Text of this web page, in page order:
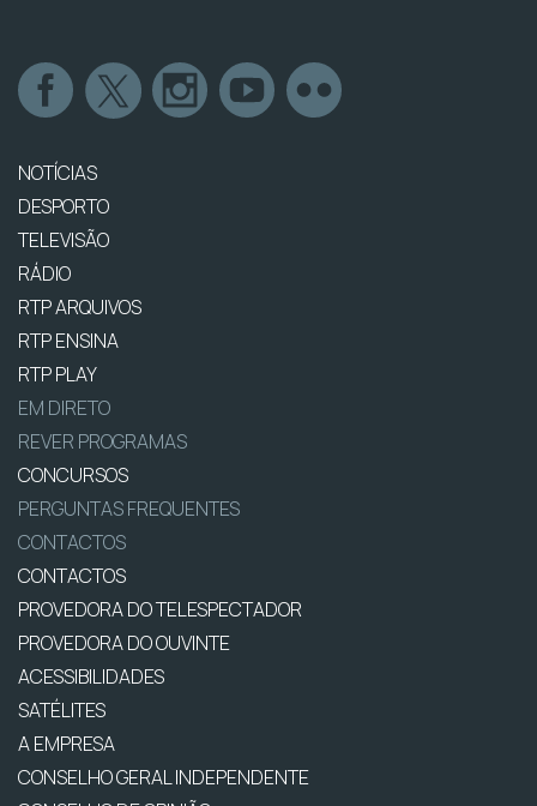
NOTÍCIAS
DESPORTO
TELEVISÃO
RÁDIO
RTP ARQUIVOS
RTP ENSINA
RTP PLAY
EM DIRETO
REVER PROGRAMAS
CONCURSOS
PERGUNTAS FREQUENTES
CONTACTOS
CONTACTOS
PROVEDORA DO TELESPECTADOR
PROVEDORA DO OUVINTE
ACESSIBILIDADES
SATÉLITES
A EMPRESA
CONSELHO GERAL INDEPENDENTE